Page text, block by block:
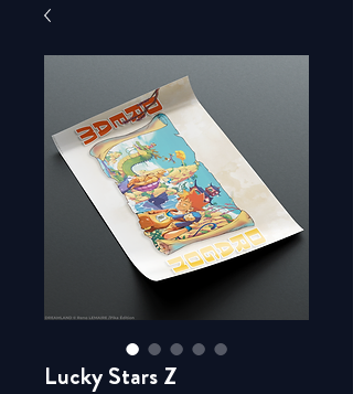
Lucky Stars Z